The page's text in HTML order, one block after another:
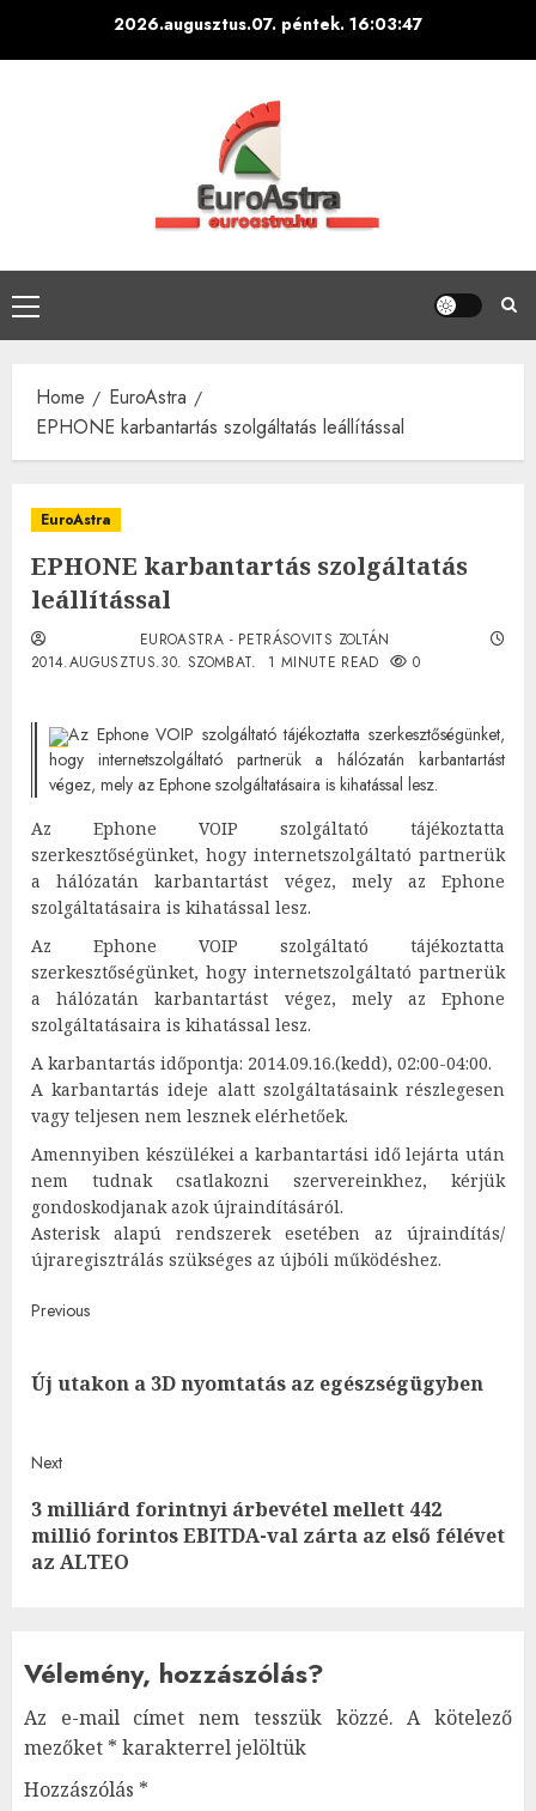
2026.augusztus.07. péntek. 16:03:48
Primary
Menu
Home
EuroAstra
EPHONE karbantartás szolgáltatás leállítással
EuroAstra
EPHONE karbantartás szolgáltatás
leállítással
EUROASTRA - PETRÁSOVITS ZOLTÁN
2014.AUGUSZTUS.30. SZOMBAT.
1 MINUTE READ 0
Az Ephone VOIP szolgáltató tájékoztatta szerkesztőségünket,
hogy internetszolgáltató partnerük a hálózatán karbantartást
végez, mely az Ephone szolgáltatásaira is kihatással lesz.
Az Ephone VOIP szolgáltató tájékoztatta
szerkesztőségünket, hogy internetszolgáltató partnerük
a hálózatán karbantartást végez, mely az Ephone
szolgáltatásaira is kihatással lesz.
Az Ephone VOIP szolgáltató tájékoztatta
szerkesztőségünket, hogy internetszolgáltató partnerük
a hálózatán karbantartást végez, mely az Ephone
szolgáltatásaira is kihatással lesz.
A karbantartás időpontja: 2014.09.16.(kedd), 02:00-04:00.
A karbantartás ideje alatt szolgáltatásaink részlegesen
vagy teljesen nem lesznek elérhetőek.
Amennyiben készülékei a karbantartási idő lejárta után
nem tudnak csatlakozni szervereinkhez, kérjük
gondoskodjanak azok újraindításáról.
Asterisk alapú rendszerek esetében az újraindítás/
újraregisztrálás szükséges az újbóli működéshez.
Post
navigation
Previous
Új utakon a 3D nyomtatás az egészségügyben
Next
Next
post:
3 milliárd forintnyi árbevétel mellett 442
millió forintos EBITDA-val zárta az első félévet
az ALTEO
Vélemény, hozzászólás?
Az e-mail címet nem tesszük közzé. A kötelező
mezőket * karakterrel jelöltük
Hozzászólás *